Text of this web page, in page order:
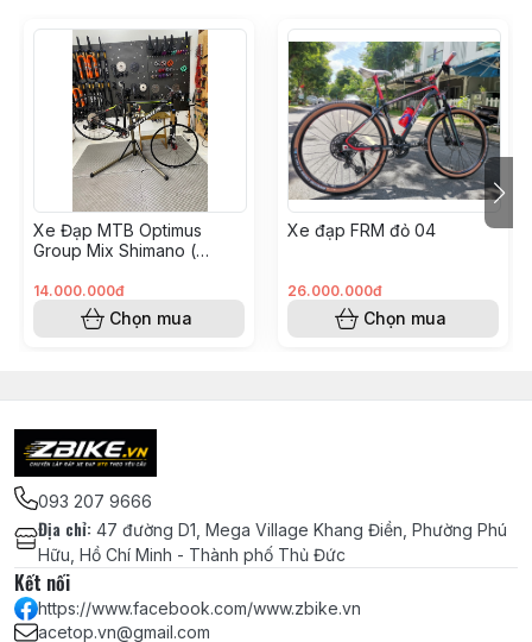
Phuộc hơi ZBIKE ZBG ty 34mm hành
trình tùy chọn 120mm 140mm - Bánh
29 inch - Không REBOUND
Chén cổ bạc đạn 44-44mm LEBYCLE -
Màu Đen
Vòng Carbon chêm cổ phuộc 28.6 -
DÀY 10mm
Vòng Carbon chêm cổ phuộc 28.6 -
DÀY 5mm
Hệ
Thống
Truyền
Động
Bộ Group SRAM SX Eagle 1x12 chính
hãng Made in Taiwan
Xe Đạp MTB Optimus
Group Mix Shimano (
14.000.000đ
Chọn mua
Xe đạp FRM đỏ 04
26.000.000đ
Chọn mua
093 207 9666
Địa chỉ: 47 đường D1, Mega Village Khang Điền, Phường Phú
Hữu, Hồ Chí Minh - Thành phố Thủ Đức
Kết nối
https://www.facebook.com/www.zbike.vn
acetop.vn@gmail.com